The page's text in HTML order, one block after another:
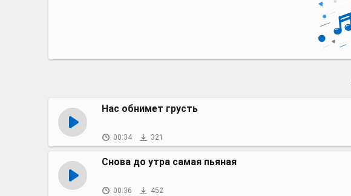
Нас обнимет грусть
00:34 321
Снова до утра самая пьяная
00:36 452